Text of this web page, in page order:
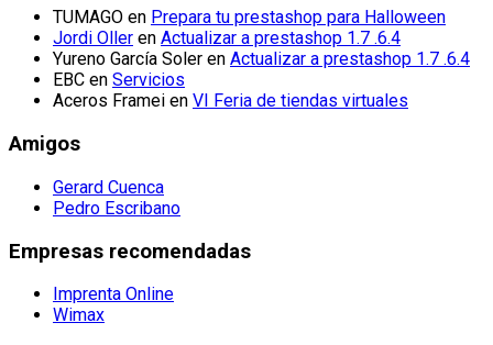
TUMAGO en Prepara tu prestashop para Halloween
Jordi Oller en Actualizar a prestashop 1.7 .6.4
Yureno García Soler en Actualizar a prestashop 1.7 .6.4
EBC en Servicios
Aceros Framei en VI Feria de tiendas virtuales
Amigos
Gerard Cuenca
Pedro Escribano
Empresas recomendadas
Imprenta Online
Wimax